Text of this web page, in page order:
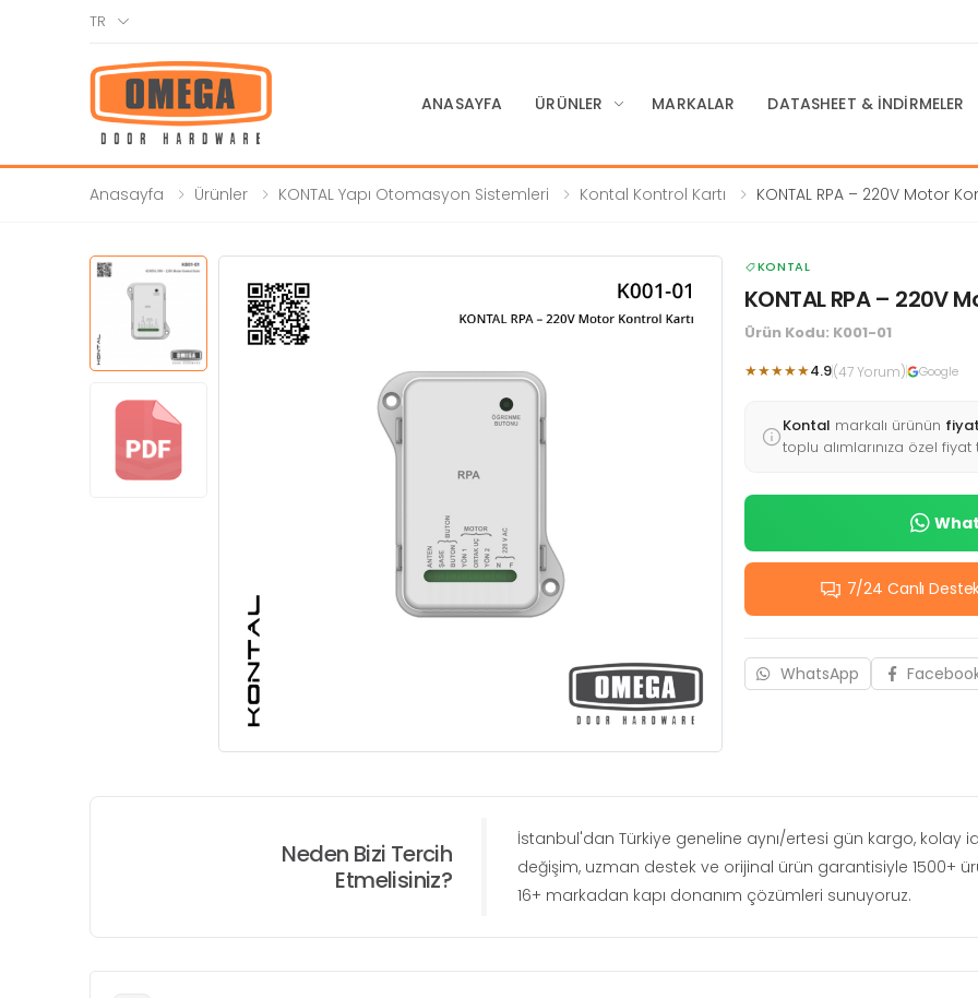
TR
ANASAYFA ÜRÜNLER MARKALAR DATASHEET & İNDIRMELER
Anasayfa Ürünler KONTAL Yapı Otomasyon Sistemleri Kontal Kontrol Kartı KONTAL RPA – 220V Motor
KONTAL
KONTAL RPA – 220V
Ürün Kodu: K001-01
★★★★★4.9(47 Yorum) Google
Kontal markalı ürünün
toplu alımlarınıza özel
7/24 Canlı
WhatsApp
Neden Bizi Tercih
Etmelisiniz?
İstanbul'dan Türkiye geneline aynı/ertesi gün kargo, kolay
değişim, uzman destek ve orijinal ürün garantisiyle 1500+
16+ markadan kapı donanım çözümleri sunuyoruz.